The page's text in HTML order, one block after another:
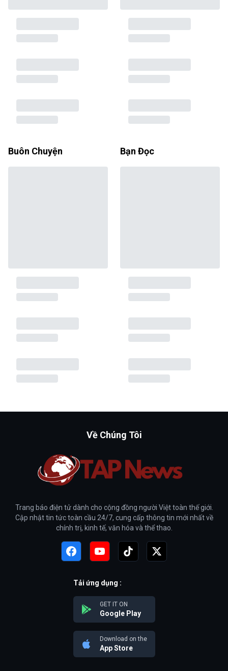
Buôn Chuyện Bạn Đọc
Về Chúng Tôi
Trang báo điện tử dành cho cộng đồng người Việt toàn thế giới.
Cập nhật tin tức toàn cầu 24/7, cung cấp thông tin mới nhất về
chính trị, kinh tế, văn hóa và thể thao.
Tải ứng dụng :
GET IT ON
Google Play
Download on the
App Store